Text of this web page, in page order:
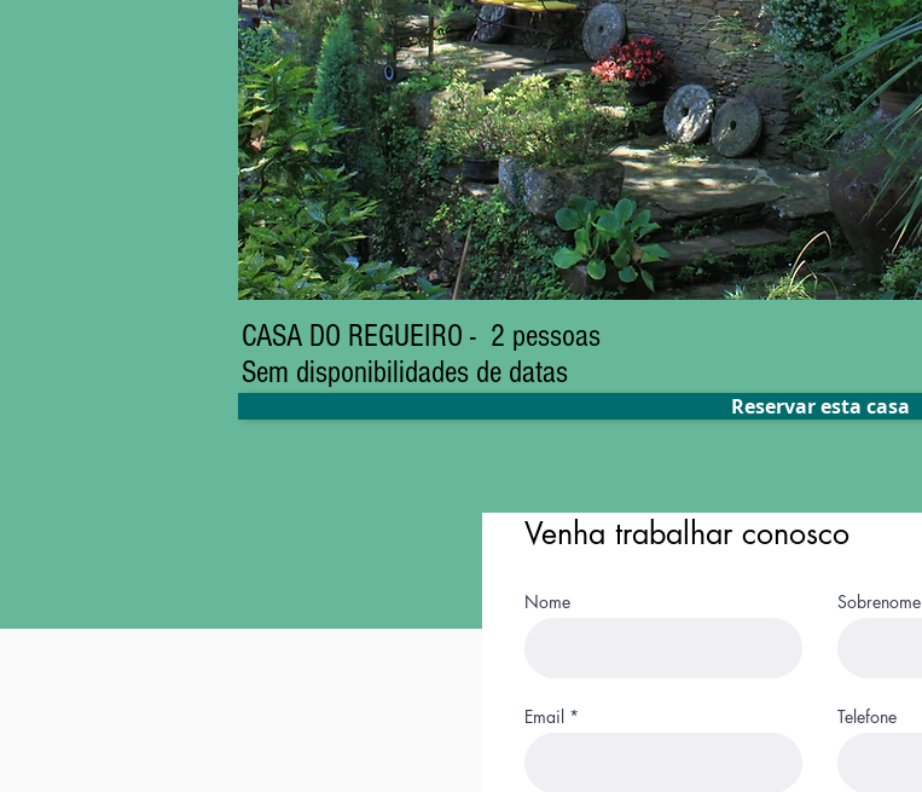
CASA DO REGUEIRO - 2 pessoas
Sem disponibilidades de datas
Reservar esta casa
Venha trabalhar conosco
Nome Sobrenome
Email Telefone